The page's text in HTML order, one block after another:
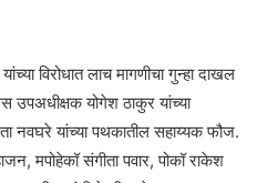
विरोधात लाच मागणीचा गुन्हा दाखल
उपअधीक्षक योगेश ठाकुर यांच्या
नवघरे यांच्या पथकातील सहाय्यक फौज.
मपोहेकॉ संगीता पवार, पोकॉ राकेश